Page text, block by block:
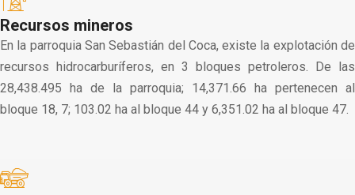
Recursos mineros
En la parroquia San Sebastián del Coca, existe la explotación de
recursos hidrocarburíferos, en 3 bloques petroleros. De las
28,438.495 ha de la parroquia; 14,371.66 ha pertenecen al
bloque 18, 7; 103.02 ha al bloque 44 y 6,351.02 ha al bloque 47.